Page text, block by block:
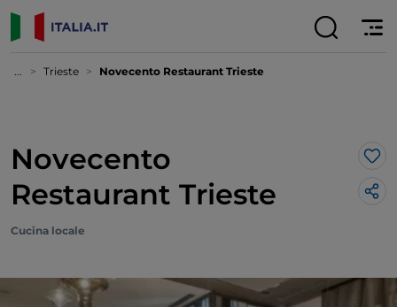
... Trieste Novecento Restaurant Trieste
Novecento
Restaurant Trieste
Cucina locale